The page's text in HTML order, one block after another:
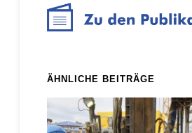
ÄHNLICHE BEITRÄGE